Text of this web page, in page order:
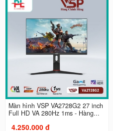
Màn hình VSP VA2728G2 27 inch
Full HD VA 280Hz 1ms - Hàng...
4.250.000 đ